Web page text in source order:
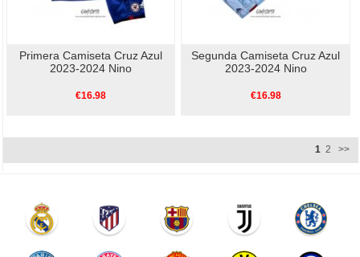
Primera Camiseta Cruz Azul
2023-2024 Nino
€16.98
Segunda Camiseta Cruz Azul
2023-2024 Nino
€16.98
1 2 >>